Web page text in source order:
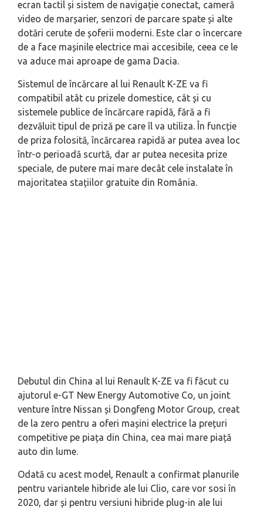
ecran tactil și sistem de navigație conectat, cameră
video de marșarier, senzori de parcare spate și alte
dotări cerute de șoferii moderni. Este clar o încercare
de a face mașinile electrice mai accesibile, ceea ce le
va aduce mai aproape de gama Dacia.
Sistemul de încărcare al lui Renault K-ZE va fi
compatibil atât cu prizele domestice, cât și cu
sistemele publice de încărcare rapidă, fără a fi
dezvăluit tipul de priză pe care îl va utiliza. În funcție
de priza folosită, încărcarea rapidă ar putea avea loc
într-o perioadă scurtă, dar ar putea necesita prize
speciale, de putere mai mare decât cele instalate în
majoritatea stațiilor gratuite din România.
Debutul din China al lui Renault K-ZE va fi făcut cu
ajutorul e-GT New Energy Automotive Co, un joint
venture între Nissan și Dongfeng Motor Group, creat
de la zero pentru a oferi mașini electrice la prețuri
competitive pe piața din China, cea mai mare piață
auto din lume.
Odată cu acest model, Renault a confirmat planurile
pentru variantele hibride ale lui Clio, care vor sosi în
2020, dar și pentru versiuni hibride plug-in ale lui